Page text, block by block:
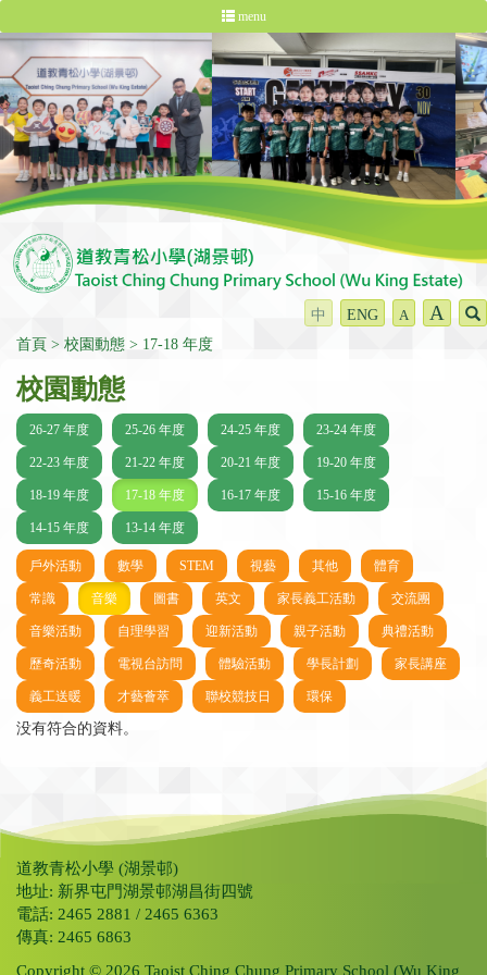
menu
中 ENG A A
首頁 校園動態 17-18 年度
校園動態
26-27 年度 25-26 年度 24-25 年度 23-24 年度
22-23 年度 21-22 年度 20-21 年度 19-20 年度
18-19 年度 17-18 年度 16-17 年度 15-16 年度
14-15 年度 13-14 年度
戶外活動 數學 STEM 視藝 其他 體育
常識 音樂 圖書 英文 家長義工活動 交流團
音樂活動 自理學習 迎新活動 親子活動 典禮活動
歷奇活動 電視台訪問 體驗活動 學長計劃 家長講座
義工送暖 才藝薈萃 聯校競技日 環保
没有符合的資料。
道教青松小學 (湖景邨)
地址: 新界屯門湖景邨湖昌街四號
電話: 2465 2881 / 2465 6363
傳真: 2465 6863
Copyright © 2026 Taoist Ching Chung Primary School (Wu King